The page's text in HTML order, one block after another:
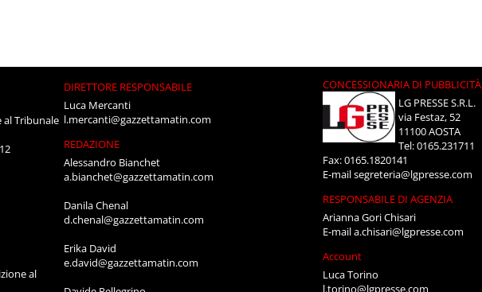
Tribunale
al
DIRETTORE RESPONSABILE
Luca Mercanti
l.mercanti@gazzettamatin.com
REDAZIONE
Alessandro Bianchet
a.bianchet@gazzettamatin.com
Danila Chenal
d.chenal@gazzettamatin.com
Erika David
e.david@gazzettamatin.com
CONCESSIONARIA DI PUBBLICITÀ
LG PRESSE S.R.L.
via Festaz, 52
11100 AOSTA
Tel: 0165.231711
Fax: 0165.1820141
E-mailsegreteria@lgpresse.com
RESPONSABILE DI AGENZIA
Arianna Gori Chisari
E-maila.chisari@lgpresse.com
Account
Luca Torino
l.torino@lgpresse.com